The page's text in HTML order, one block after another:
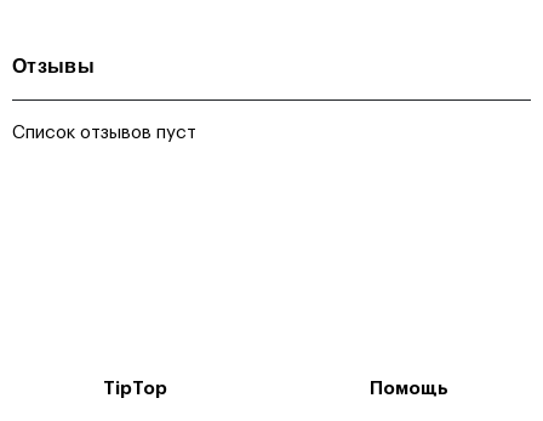
Отзывы
Список отзывов пуст
TipTop Помощь